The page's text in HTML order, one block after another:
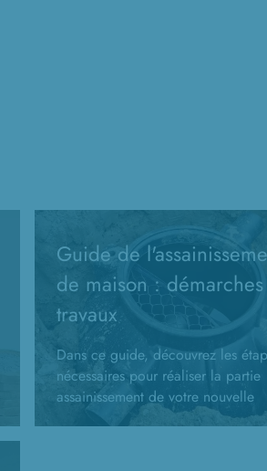
Guide de
de maison :
travaux
Dans ce guide, découvrez les
nécessaires pour réaliser la partie
assainissement de votre nouvelle
construction : démarches